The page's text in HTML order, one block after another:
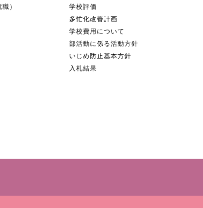
）
学校評価
多忙化改善計画
学校費用について
部活動に係る活動方針
いじめ防止基本方針
入札結果